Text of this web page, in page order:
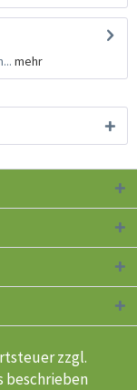
mehr
zzgl.
beschrieben